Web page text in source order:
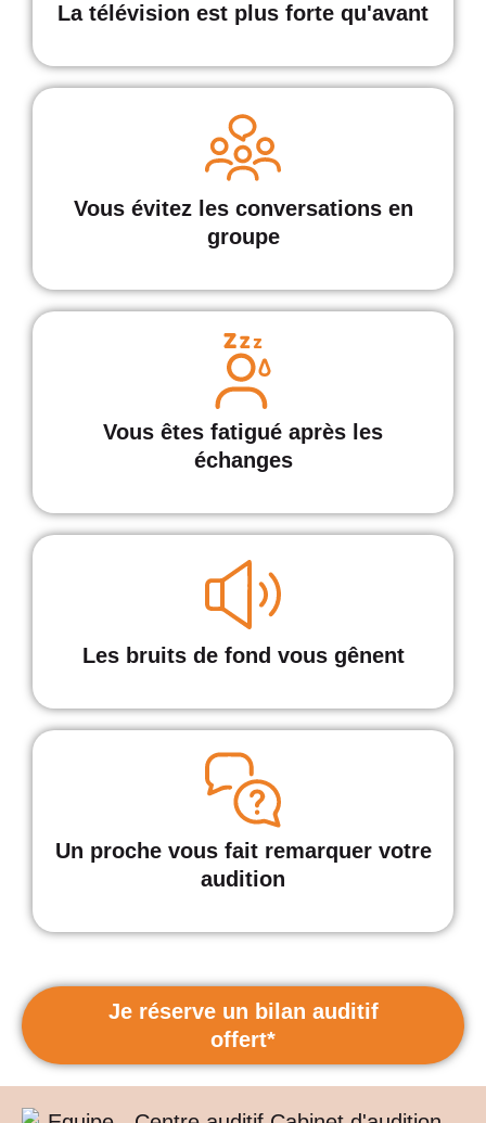
La télévision est plus forte qu'avant
Vous évitez les conversations en
groupe
Vous êtes fatigué après les
échanges
Les bruits de fond vous gênent
Un proche vous fait remarquer votre
audition
Je réserve un bilan auditif
offert*